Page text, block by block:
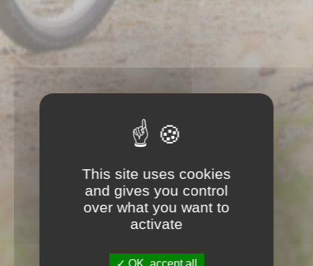
This site uses cookies
and gives you control
over what you want to
activate
OK, accept all